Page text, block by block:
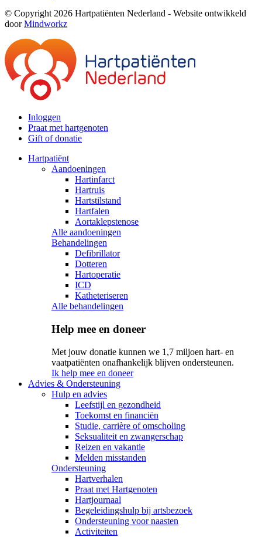
© Copyright 2026 Hartpatiënten Nederland - Website ontwikkeld
doorMindworkz
Inloggen
Praat met hartgenoten
Gift of donatie
Hartpatiënt
Aandoeningen
Hartinfarct
Hartruis
Hartstilstand
Hartfalen
Aortaklepstenose
Alle aandoeningen
Behandelingen
Defibrillator
Dotteren
Hartoperatie
ICD
Katheteriseren
Alle behandelingen
Help mee en doneer
Met jouw donatie kunnen we 1,7 miljoen hart- en
vaatpatiënten onafhankelijk blijven ondersteunen.
Ik help mee en doneer
Advies & Ondersteuning
Hulp en advies
Leefstijl en gezondheid
Toekomst en financiën
Studie, carrière of omscholing
Seksualiteit en zwangerschap
Reizen en vakantie
Melden misstanden
Ondersteuning
Hartverhalen
Praat met Hartgenoten
Hartjournaal
Begeleidingshulp bij artsbezoek
Ondersteuning voor naasten
Activiteiten